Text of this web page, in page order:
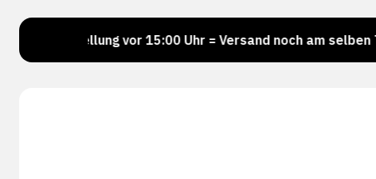
Bestellung vor 15:00 Uhr = Versand noch am selben Tag